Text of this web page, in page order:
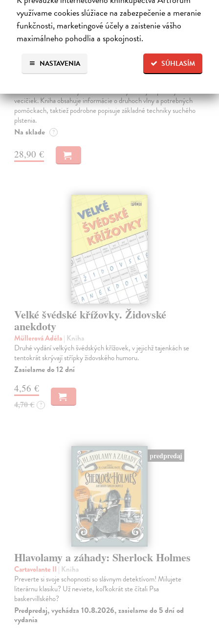
využívame cookies slúžiace na zabezpečenie a meranie
funkčnosti, marketingové účely a zaistenie vášho
maximálneho pohodlia a spokojnosti.
SÚHLASÍM
NASTAVENIA
Plstenie. Návody na celý rok
vecičiek. Kniha obsahuje informácie o druhoch vlny a potrebných
pomôckach, taktiež podrobne popisuje základné techniky suchého
plstenia.
Na sklade ?
28,90 €
Velké švédské křížovky. Židovské
anekdoty
Müllerová Adéla| Kniha
Druhé vydání velkých švédských křížovek, v jejichž tajenkách se
tentokrát skrývají střípky židovského humoru.
Zasielame do 12 dní
4,56 €
4,70 € ?
predpredaj
Hlavolamy a záhady: Sherlock Holmes
Cartavolante Il | Kniha
Preverte si svoje schopnosti so slávnym detektívom! Milujete
literárnu klasiku? Už neviete, koľkokrát ste čítali Psa
baskervillského?
Predpredaj, vychádza 10.8.2026, zasielame do 5 dní od
vydania